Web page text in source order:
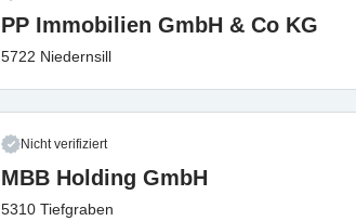
PP Immobilien GmbH & Co KG
5722 Niedernsill
Nicht verifiziert
MBB Holding GmbH
5310 Tiefgraben